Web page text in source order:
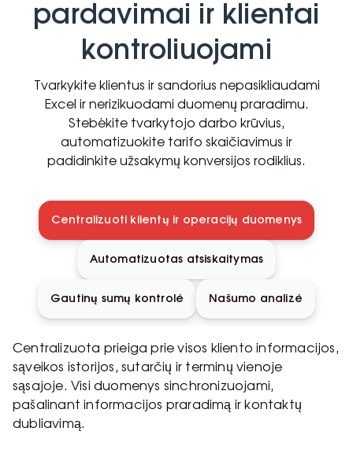
pardavimai ir klientai
kontroliuojami
Tvarkykite klientus ir sandorius nepasikliaudami
Excel ir nerizikuodami duomenų praradimu.
Stebėkite tvarkytojo darbo krūvius,
automatizuokite tarifo skaičiavimus ir
padidinkite užsakymų konversijos rodiklius.
Centralizuoti klientų ir operacijų duomenys
Automatizuotas atsiskaitymas
Gautinų sumų kontrolė Našumo analizė
Centralizuota prieiga prie visos kliento informacijos,
sąveikos istorijos, sutarčių ir terminų vienoje
sąsajoje. Visi duomenys sinchronizuojami,
pašalinant informacijos praradimą ir kontaktų
dubliavimą.